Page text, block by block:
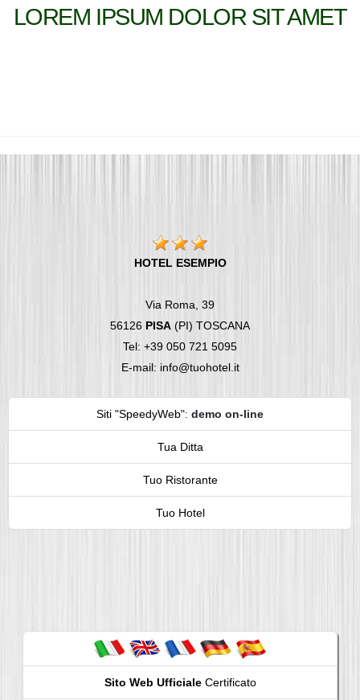
LOREM IPSUM DOLOR SIT AMET
HOTEL ESEMPIO
Via Roma, 39
56126 PISA (PI) TOSCANA
Tel: +39 050 721 5095
E-mail: info@tuohotel.it
Siti "SpeedyWeb": demo on-line
Tua Ditta
Tuo Ristorante
Tuo Hotel
Sito Web UfficialeCertificato